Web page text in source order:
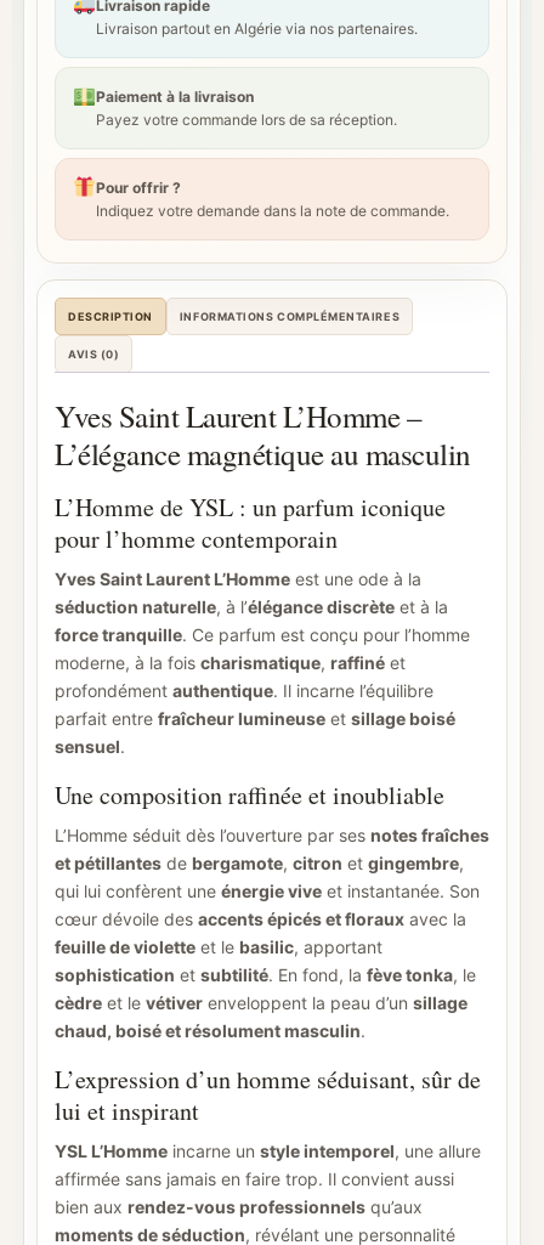
Livraison rapide
Livraison partout en Algérie via nos partenaires.
Paiement à la livraison
Payez votre commande lors de sa réception.
Pour offrir ?
Indiquez votre demande dans la note de commande.
DESCRIPTION INFORMATIONS COMPLÉMENTAIRES
AVIS (0)
Yves Saint Laurent L’Homme –
L’élégance magnétique au masculin
L’Homme de YSL : un parfum iconique
pour l’homme contemporain
Yves Saint Laurent L’Homme est une ode à la
séduction naturelle, à l’élégance discrète et à la
force tranquille. Ce parfum est conçu pour l’homme
moderne, à la fois charismatique, raffiné et
profondément authentique. Il incarne l’équilibre
parfait entre fraîcheur lumineuse et sillage boisé
sensuel.
Une composition raffinée et inoubliable
L’Homme séduit dès l’ouverture par ses notes fraîches
et pétillantes de bergamote, citron et gingembre,
qui lui confèrent une énergie vive et instantanée. Son
cœur dévoile des accents épicés et floraux avec la
feuille de violette et le basilic, apportant
sophistication et subtilité. En fond, la fève tonka, le
cèdre et le vétiver enveloppent la peau d’un sillage
chaud, boisé et résolument masculin.
L’expression d’un homme séduisant, sûr de
lui et inspirant
YSL L’Homme incarne un style intemporel, une allure
affirmée sans jamais en faire trop. Il convient aussi
bien aux rendez-vous professionnels qu’aux
moments de séduction, révélant une personnalité